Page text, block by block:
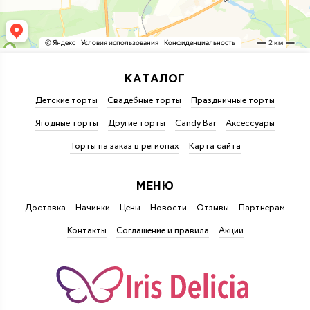
КАТАЛОГ
Детские торты Свадебные торты
Праздничные торты
Ягодные торты
Другие торты Candy Bar
Аксессуары
Торты на заказ в регионах
Карта сайта
МЕНЮ
Доставка Начинки Цены Новости Отзывы
Партнерам
Контакты
Соглашение и правила Акции